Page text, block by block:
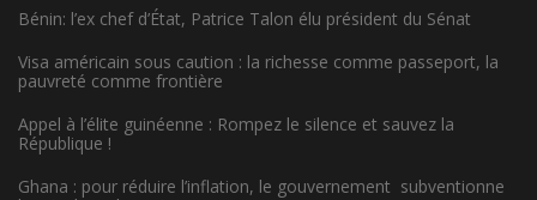
Bénin: l’ex chef d’État, Patrice Talon élu président du Sénat
Visa américain sous caution : la richesse comme passeport, la
pauvreté comme frontière
Appel à l’élite guinéenne : Rompez le silence et sauvez la
République !
Ghana : pour réduire l’inflation, le gouvernement subventionne